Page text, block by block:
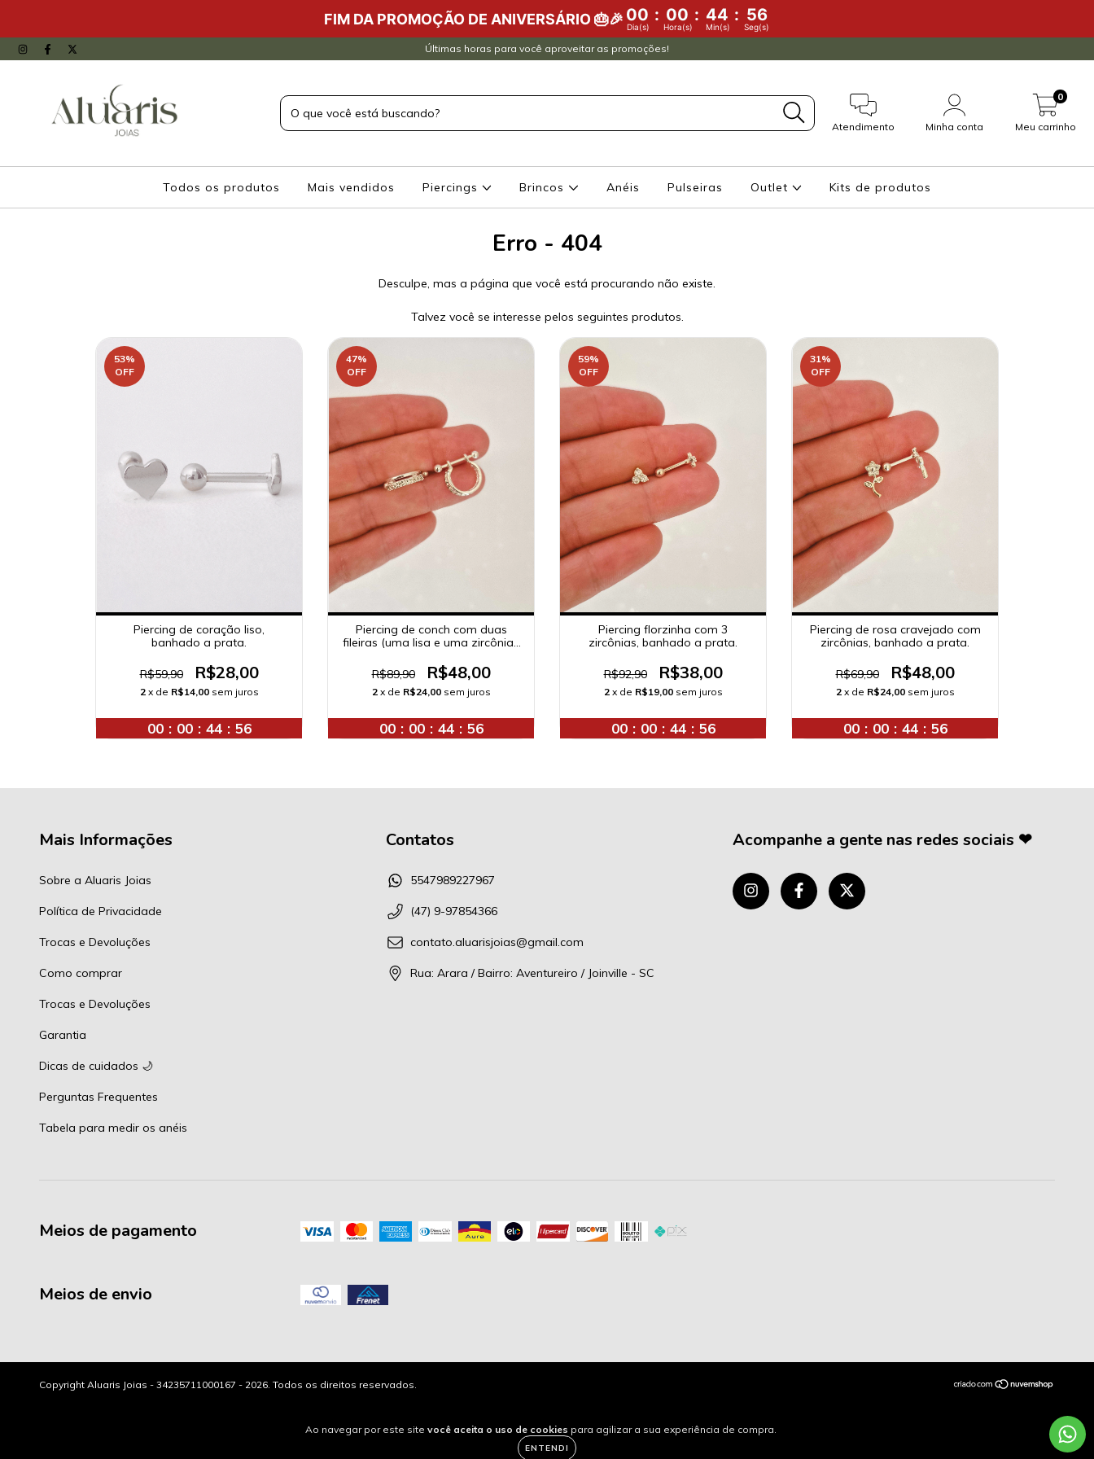
FIM DA PROMOÇÃO DE ANIVERSÁRIO 🎂🎉 00 : 00 : 44 : 56
Dia(s) Hora(s) Min(s) Seg(s)
Últimas horas para você aproveitar as promoções!
Atendimento Minha conta Meu carrinho
0
Todos os produtos Mais vendidos Piercings Brincos Anéis Pulseiras Outlet Kits de produtos
Ao navegar por este site você aceita o uso de cookies para agilizar a sua experiência de compra.
ENTENDI
Erro - 404
Desculpe, mas a página que você está procurando não existe.
Talvez você se interesse pelos seguintes produtos.
53%
OFF
Piercing de coração liso,
banhado a prata.
R$59,90 R$28,00
2 x de R$14,00 sem juros
00 : 00 : 44 : 56
47%
OFF
Piercing de conch com duas
fileiras (uma lisa e uma zircônia),
R$89,90
R$48,00
2 x de R$24,00 sem juros
00 : 00 : 44 : 56
59%
OFF
Piercing florzinha com 3
zircônias, banhado a prata.
R$92,90 R$38,00
2 x de R$19,00 sem juros
00 : 00 : 44 : 56
31%
OFF
Piercing de rosa cravejado com
zircônias, banhado a prata.
R$69,90 R$48,00
2 x de R$24,00 sem juros
00 : 00 : 44 : 56
Mais Informações
Sobre a Aluaris Joias
Política de Privacidade
Trocas e Devoluções
Como comprar
Trocas e Devoluções
Garantia
Dicas de cuidados 🌙
Perguntas Frequentes
Tabela para medir os anéis
Contatos
5547989227967
(47) 9-97854366
contato.aluarisjoias@gmail.com
Rua: Arara / Bairro: Aventureiro / Joinville - SC
Acompanhe a gente nas redes sociais ❤
Meios de pagamento
Meios de envio
Copyright Aluaris Joias - 34235711000167 - 2026. Todos os direitos reservados.